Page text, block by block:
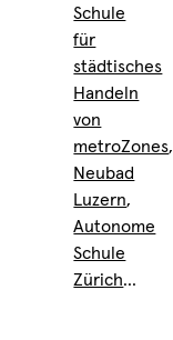
Schule
für
städtisches
Handeln
von
metroZones,
Neubad
Luzern,
Autonome
Schule
Zürich…